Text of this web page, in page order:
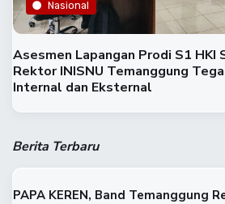
Nasional
Asesmen Lapangan Prodi S1 HKI
Rektor INISNU Temanggung
Internal dan Eksternal
Berita Terbaru
PAPA KEREN, Band Temanggung